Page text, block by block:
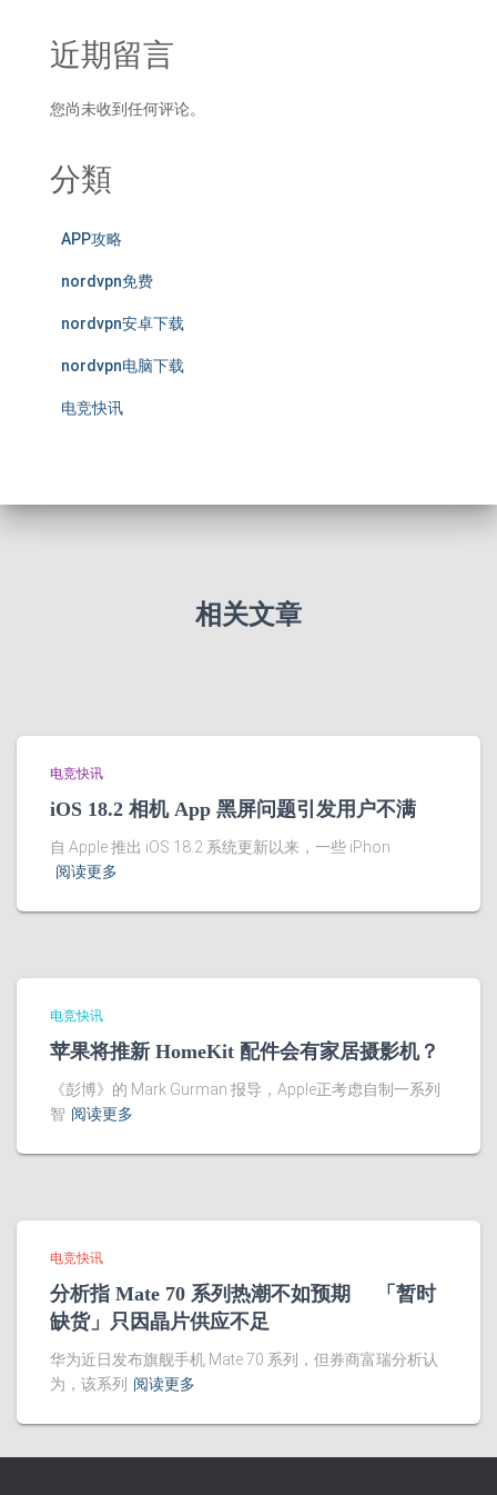
近期留言
您尚未收到任何评论。
分類
APP攻略
nordvpn免费
nordvpn安卓下载
nordvpn电脑下载
电竞快讯
相关文章
电竞快讯
iOS 18.2 相机 App 黑屏问题引发用户不满
自 Apple 推出 iOS 18.2 系统更新以来，一些 iPhon
阅读更多
电竞快讯
苹果将推新 HomeKit 配件会有家居摄影机？
《彭博》的 Mark Gurman 报导，Apple正考虑自制一系列
智 阅读更多
电竞快讯
分析指 Mate 70 系列热潮不如预期 「暂时
缺货」只因晶片供应不足
华为近日发布旗舰手机 Mate 70 系列，但券商富瑞分析认
为，该系列
阅读更多